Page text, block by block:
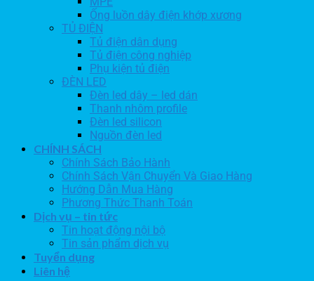
Ống luồn dây điện khớp xương
TỦ ĐIỆN
Tủ điện dân dụng
Tủ điện công nghiệp
Phụ kiện tủ điện
ĐÈN LED
Đèn led dây – led dán
Thanh nhôm profile
Đèn led silicon
Nguồn đèn led
CHÍNH SÁCH
Chính Sách Bảo Hành
Chính Sách Vận Chuyển Và Giao Hàng
Hướng Dẫn Mua Hàng
Phương Thức Thanh Toán
Dịch vụ – tin tức
Tin hoạt động nội bộ
Tin sản phẩm dịch vụ
Tuyển dụng
Liên hệ